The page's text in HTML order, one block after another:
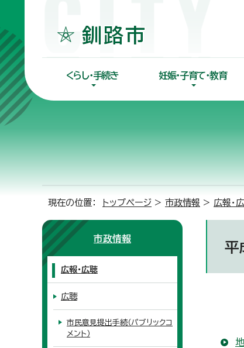
くらし・手続き 妊娠・子育て・教育
現在の位置： トップページ > 市政情報 > 広報・
平
市政情報
広報・広聴
広聴
市民意見提出手続（パブリックコ
メント）